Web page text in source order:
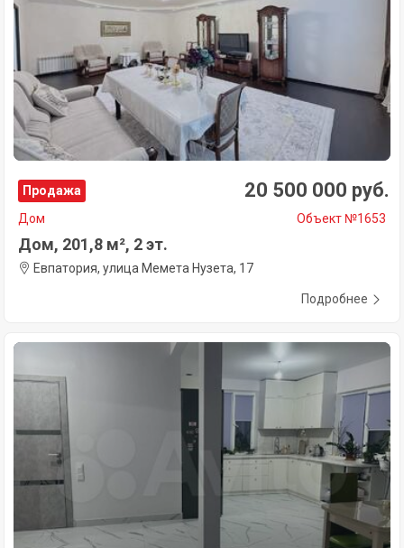
Продажа 20 500 000 руб.
Дом Объект №1653
Дом, 201,8 м², 2 эт.
Евпатория, улица Мемета Нузета, 17
Подробнее